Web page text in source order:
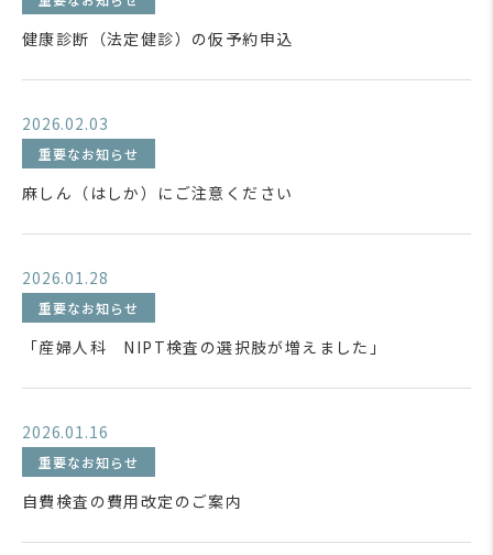
健康診断（法定健診）の仮予約申込
2026.02.03
重要なお知らせ
麻しん（はしか）にご注意ください
2026.01.28
重要なお知らせ
「産婦人科 NIPT検査の選択肢が増えました」
2026.01.16
重要なお知らせ
自費検査の費用改定のご案内